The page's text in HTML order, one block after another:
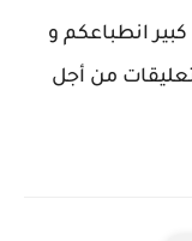
انطباعكم و
من أجل